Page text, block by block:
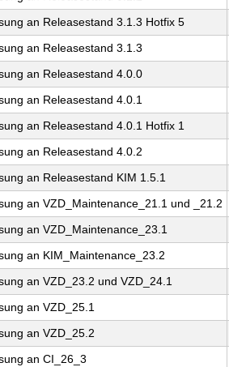
an Releasestand 3.1.3 Hotfix 5
an Releasestand 3.1.3
an Releasestand 4.0.0
an Releasestand 4.0.1
an Releasestand 4.0.1 Hotfix 1
an Releasestand 4.0.2
an Releasestand KIM 1.5.1
an VZD_Maintenance_21.1 und _21.2
an VZD_Maintenance_23.1
an KIM_Maintenance_23.2
an VZD_23.2 und VZD_24.1
an VZD_25.1
an VZD_25.2
an CI_26_3